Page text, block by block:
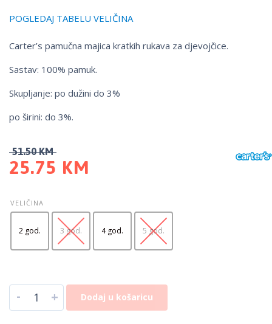
POGLEDAJ TABELU VELIČINA
Carter’s pamučna majica kratkih rukava za djevojčice.
Sastav: 100% pamuk.
Skupljanje: po dužini do 3%
po širini: do 3%.
51.50KM
25.75 KM
VELIČINA
2 god. 3 god. 4 god. 5 god.
- + Dodaj u košaricu